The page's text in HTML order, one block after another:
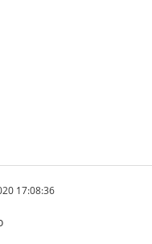
17:08:36